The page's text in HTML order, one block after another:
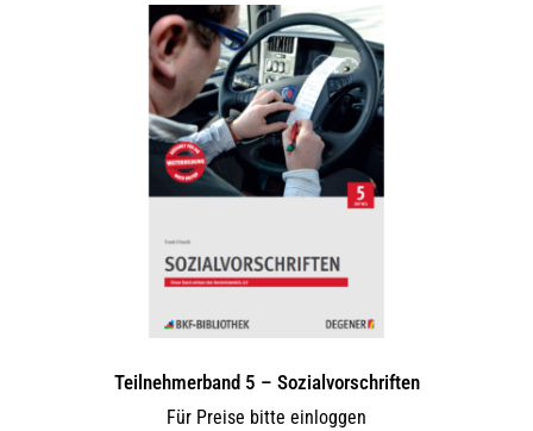
Teilnehmerband 5 – Sozialvorschriften
Für Preise bitte einloggen